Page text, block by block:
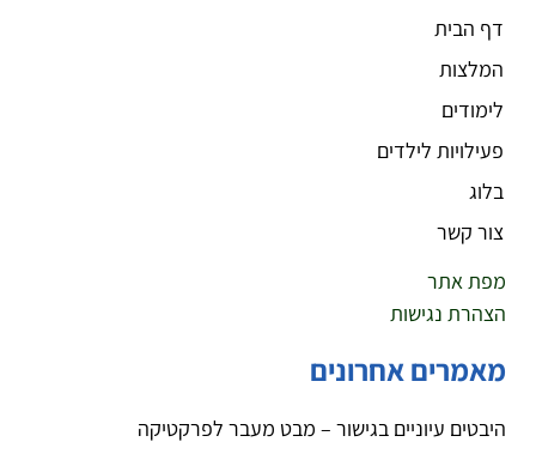
דף הבית
המלצות
לימודים
פעילויות לילדים
בלוג
צור קשר
מפת אתר
הצהרת נגישות
מאמרים אחרונים
היבטים עיוניים בגישור – מבט מעבר לפרקטיקה